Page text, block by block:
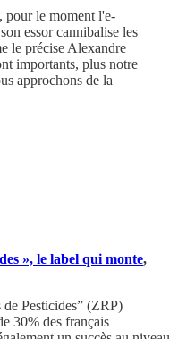
pour le moment l'e-
essor cannibalise les
le précise Alexandre
importants, plus notre
approchons de la
», le label qui monte,
Pesticides” (ZRP)
30% des français